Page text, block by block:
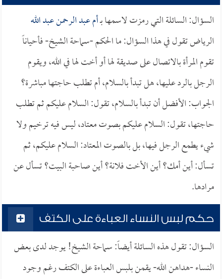
السؤال: السائلة التي رمزت لاسمها بـأم عبد الرحمن عبد الله
الرياض تقول في هذا السؤال: ما الحكم -سماحة الشيخ- فأحياناً
تقوم المرأة بالاتصال على صديقة لها أو أخت لها في الله، ويقوم
الرجل بالرد عليها، هل تبدأ بالسلام، أم تطلب حاجتها مباشرة؟
الجواب: الأفضل أن تبدأ بالسلام، تقول: السلام عليكم ثم تطلب
حاجتها، تقول: السلام عليكم بصوت معتاد، ليس فيه ترخيم ولا
شيء يطمع الرجل فيها، بل بالصوت المعتاد: السلام عليكم، ثم
تسأل: أين أمك؟ أين الأخت فلانة؟ أين صاحبة البيت؟ تسأل عن
مرادها.
حكم لبس النساء العباءة على الكتف
السؤال: تقول هذه السائلة أيضاً: سماحة الشيخ! يوجد لدى بعض
النساء -هداهن الله- يقمن بلبس العباءة على الكتف رغم وجود